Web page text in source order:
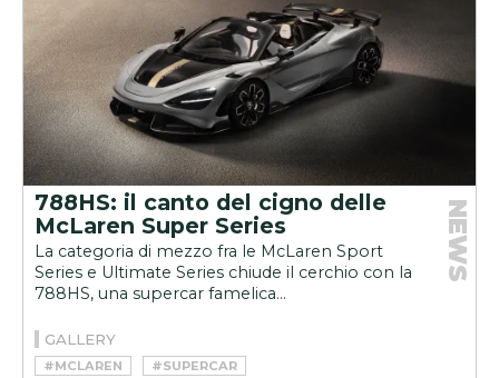
788HS: il canto del cigno delle
McLaren Super Series
La categoria di mezzo fra le McLaren Sport
Series e Ultimate Series chiude il cerchio con la
788HS, una supercar famelica...
NEWS
GALLERY
#MCLAREN #SUPERCAR